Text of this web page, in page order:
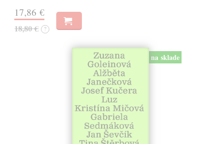
17,86 €
18,80 € ?
na sklade